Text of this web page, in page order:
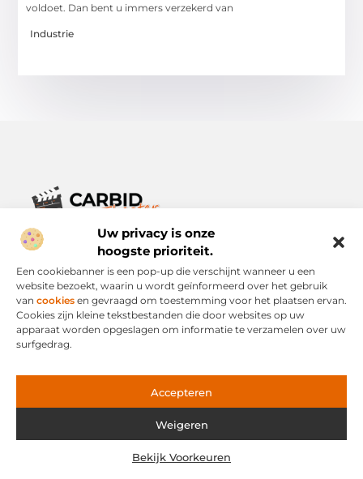
Uw privacy is onze
hoogste prioriteit.
Een cookiebanner is een pop-up die verschijnt wanneer u een
website bezoekt, waarin u wordt geïnformeerd over het gebruik
van cookies en gevraagd om toestemming voor het plaatsen ervan.
Cookies zijn kleine tekstbestanden die door websites op uw
apparaat worden opgeslagen om informatie te verzamelen over uw
surfgedrag.
Accepteren
Weigeren
Bekijk Voorkeuren
voldoet. Dan bent u immers verzekerd van
Industrie
Verhalen die het alledaagse leven verrijken.
Ontdek een breed scala aan blogs en artikelen die je inspireren,
informeren en verrijken – voor elke dag, voor iedereen.
Bericht categorie
Cookiebeleid (EU)